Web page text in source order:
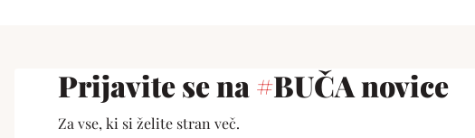
Prijavite se na#BUČA novice
Za vse, ki si želite stran več.